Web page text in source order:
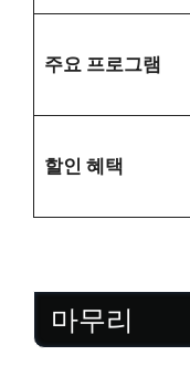
주요 프로그램
할인 혜택
마무리